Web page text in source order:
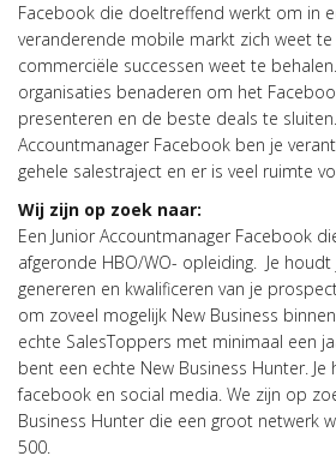
Facebook die doeltreffend werkt om in
veranderende mobile markt zich weet
commerciële successen weet te
organisaties benaderen om het
presenteren en de beste deals te
Accountmanager Facebook ben je
gehele salestraject en er is veel ruimte
Wij zijn op zoek naar:
Een Junior Accountmanager Facebook
afgeronde HBO/WO- opleiding. Je
genereren en kwalificeren van je
om zoveel mogelijk New Business
echte SalesToppers met minimaal een
bent een echte New Business Hunter. Je
facebook en social media. We zijn op
Business Hunter die een groot netwerk
500.